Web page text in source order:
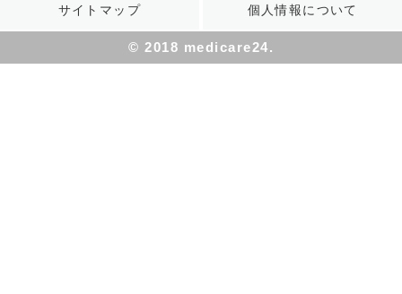
サイトマップ 個人情報について
© 2018 medicare24.